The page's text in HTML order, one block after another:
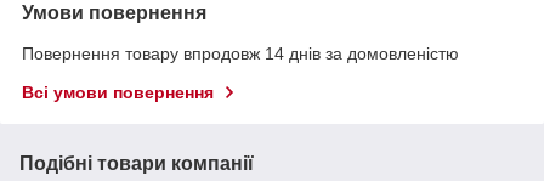
Умови повернення
Повернення товару впродовж 14 днів за домовленістю
Всі умови повернення
Подібні товари компанії